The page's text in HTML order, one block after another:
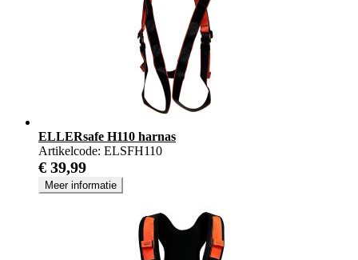
ELLERsafe H110 harnas
Artikelcode: ELSFH110
€ 39,99
Meer informatie